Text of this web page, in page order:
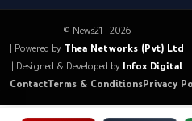
© News21 | 2026
| Powered by Thea Networks (Pvt) Ltd
| Designed & Developed by Infox Digital
ContactTerms & ConditionsPrivacy